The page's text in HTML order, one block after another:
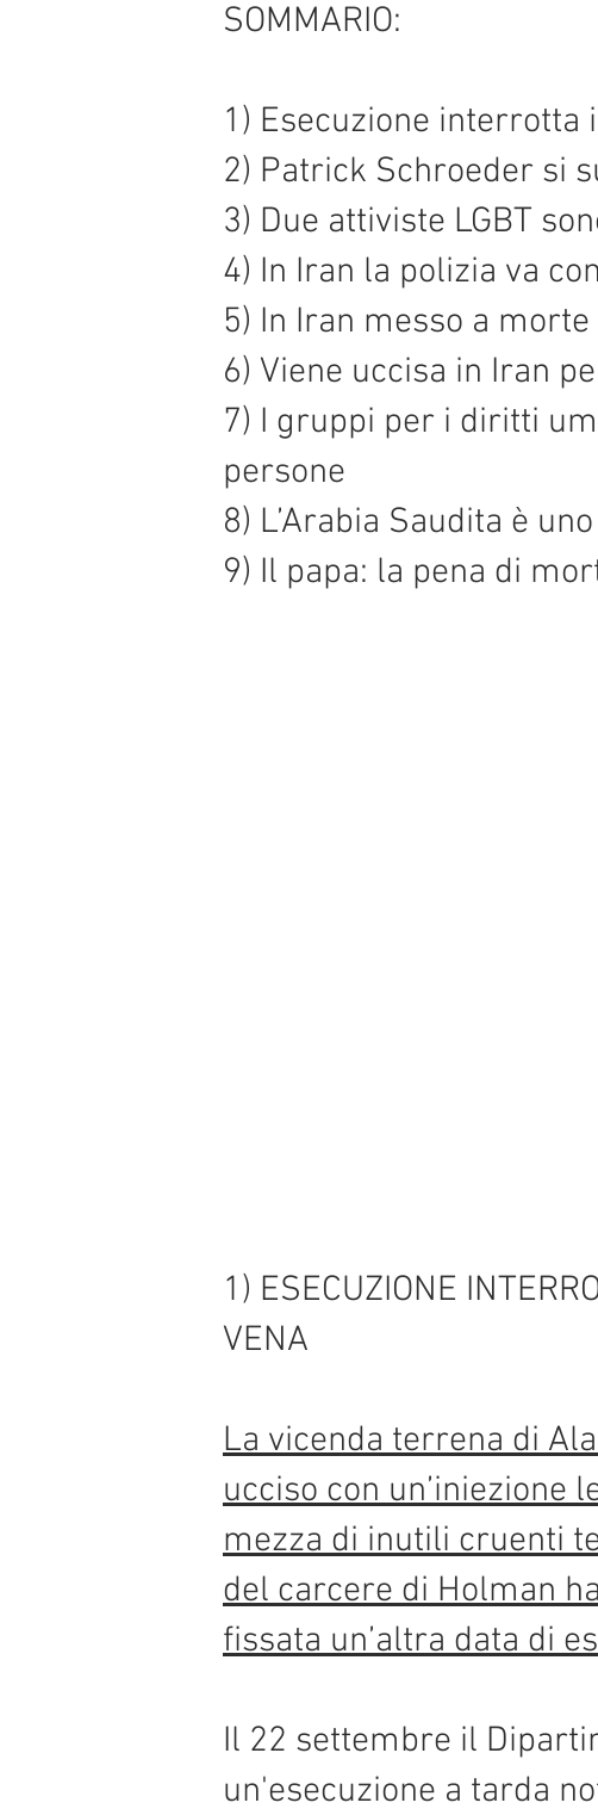
SOMMARIO:
1) Esecuzione interrotta
2) Patrick Schroeder si
3) Due attiviste LGBT
4) In Iran la polizia va
5) In Iran messo a
6) Viene uccisa in Iran
7) I gruppi per i diritti
persone
8) L’Arabia Saudita è
9) Il papa: la pena di
1) ESECUZIONE
VENA
La vicenda terrena di
ucciso con un’iniezione
mezza di inutili cruenti
del carcere di Holman
fissata un’altra data di
Il 22 settembre il
un'esecuzione a tarda